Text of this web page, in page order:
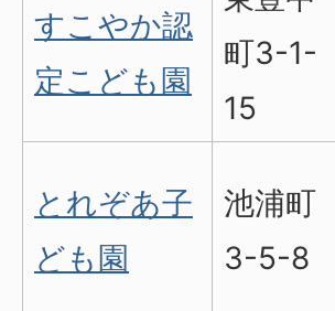
すこやか認
定こども園
町3-1-
15
とれぞあ子
ども園
池浦町
3-5-8